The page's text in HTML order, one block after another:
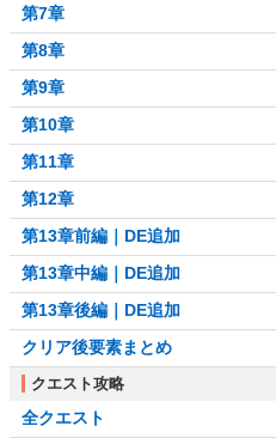
第7章
第8章
第9章
第10章
第11章
第12章
第13章前編｜DE追加
第13章中編｜DE追加
第13章後編｜DE追加
クリア後要素まとめ
クエスト攻略
全クエスト